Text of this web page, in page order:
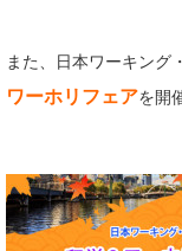
また、日本ワーキング
ワーホリフェアを開